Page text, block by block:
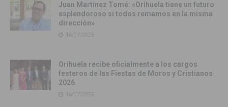
Juan Martínez Tomé: «Orihuela tiene un futuro
esplendoroso si todos remamos en la misma
dirección»
16/07/2026
Orihuela recibe oficialmente a los cargos
festeros de las Fiestas de Moros y Cristianos
2026
16/07/2026